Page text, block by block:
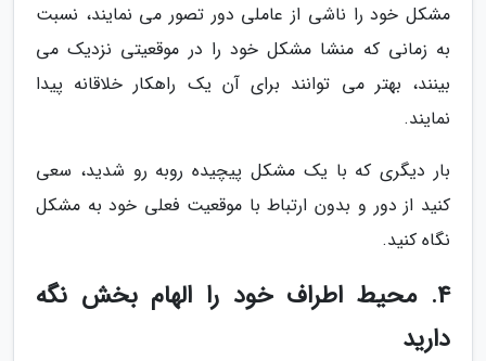
مشکل خود را ناشی از عاملی دور تصور می نمایند، نسبت
به زمانی که منشا مشکل خود را در موقعیتی نزدیک می
بینند، بهتر می توانند برای آن یک راهکار خلاقانه پیدا
نمایند.
بار دیگری که با یک مشکل پیچیده روبه رو شدید، سعی
کنید از دور و بدون ارتباط با موقعیت فعلی خود به مشکل
نگاه کنید.
4. محیط اطراف خود را الهام بخش نگه
دارید